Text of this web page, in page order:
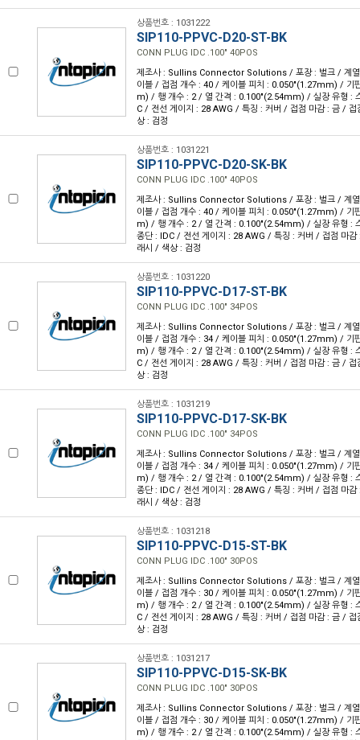
상품번호 : 1031222
SIP110-PPVC-D20-ST-BK
CONN PLUG IDC .100" 40POS
제조사 : Sullins Connector Solutions / 포장 : 벌크 / 계열
이블 / 접점 개수 : 40 / 케이블 피치 : 0.050"(1.27mm) / 기
m) / 행 개수 : 2 / 열 간격 : 0.100"(2.54mm) / 실장 유형 :
C / 전선 게이지 : 28 AWG / 특징 : 커버 / 접점 마감 : 금 / 접
상 : 검정
상품번호 : 1031221
SIP110-PPVC-D20-SK-BK
CONN PLUG IDC .100" 40POS
제조사 : Sullins Connector Solutions / 포장 : 벌크 / 계열
이블 / 접점 개수 : 40 / 케이블 피치 : 0.050"(1.27mm) / 기
m) / 행 개수 : 2 / 열 간격 : 0.100"(2.54mm) / 실장 유형 :
종단 : IDC / 전선 게이지 : 28 AWG / 특징 : 커버 / 접점 마감
래시 / 색상 : 검정
상품번호 : 1031220
SIP110-PPVC-D17-ST-BK
CONN PLUG IDC .100" 34POS
제조사 : Sullins Connector Solutions / 포장 : 벌크 / 계열
이블 / 접점 개수 : 34 / 케이블 피치 : 0.050"(1.27mm) / 기
m) / 행 개수 : 2 / 열 간격 : 0.100"(2.54mm) / 실장 유형 :
C / 전선 게이지 : 28 AWG / 특징 : 커버 / 접점 마감 : 금 / 접
상 : 검정
상품번호 : 1031219
SIP110-PPVC-D17-SK-BK
CONN PLUG IDC .100" 34POS
제조사 : Sullins Connector Solutions / 포장 : 벌크 / 계열
이블 / 접점 개수 : 34 / 케이블 피치 : 0.050"(1.27mm) / 기
m) / 행 개수 : 2 / 열 간격 : 0.100"(2.54mm) / 실장 유형 :
종단 : IDC / 전선 게이지 : 28 AWG / 특징 : 커버 / 접점 마감
래시 / 색상 : 검정
상품번호 : 1031218
SIP110-PPVC-D15-ST-BK
CONN PLUG IDC .100" 30POS
제조사 : Sullins Connector Solutions / 포장 : 벌크 / 계열
이블 / 접점 개수 : 30 / 케이블 피치 : 0.050"(1.27mm) / 기
m) / 행 개수 : 2 / 열 간격 : 0.100"(2.54mm) / 실장 유형 :
C / 전선 게이지 : 28 AWG / 특징 : 커버 / 접점 마감 : 금 / 접
상 : 검정
상품번호 : 1031217
SIP110-PPVC-D15-SK-BK
CONN PLUG IDC .100" 30POS
제조사 : Sullins Connector Solutions / 포장 : 벌크 / 계열
이블 / 접점 개수 : 30 / 케이블 피치 : 0.050"(1.27mm) / 기
m) / 행 개수 : 2 / 열 간격 : 0.100"(2.54mm) / 실장 유형 :